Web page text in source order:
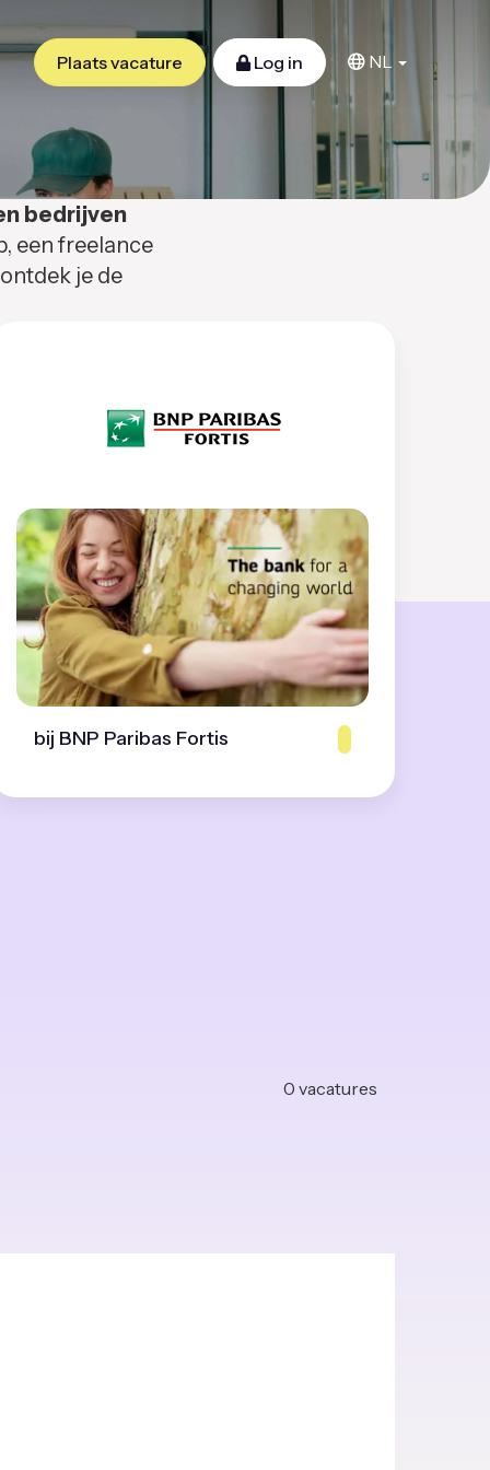
Plaats vacature Log in NL
bedrijven
een freelance
je de
bij BNP Paribas Fortis
0 vacatures